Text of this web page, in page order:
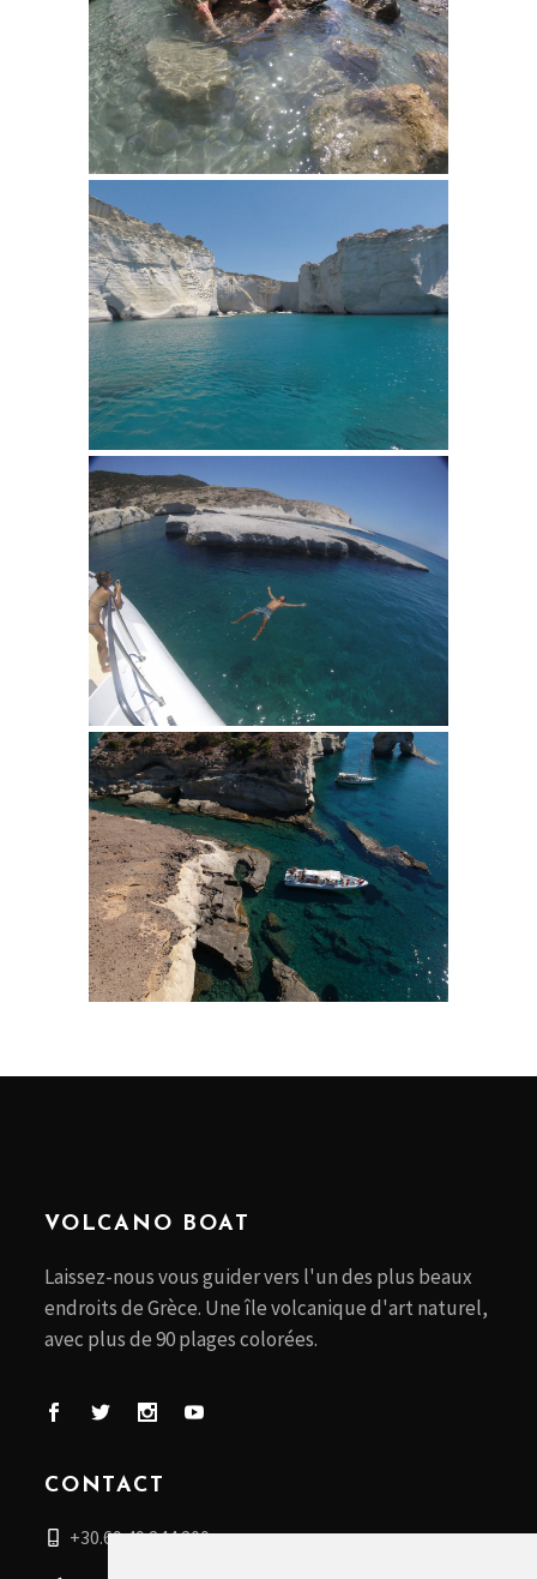
VOLCANO BOAT
Laissez-nous vous guider vers l'un des plus beaux
endroits de Grèce. Une île volcanique d'art naturel,
avec plus de 90 plages colorées.
CONTACT
+30.69 49 244 200